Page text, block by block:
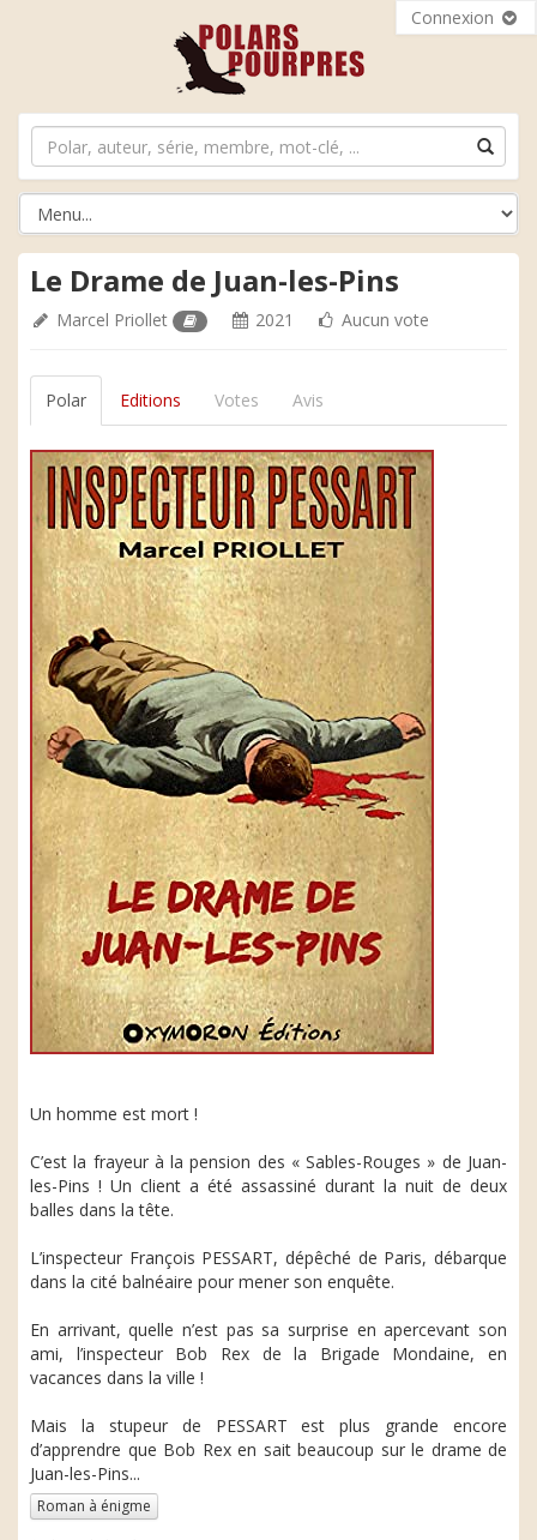
Connexion
Le Drame de Juan-les-Pins
Marcel Priollet 2021 Aucun vote
Polar Editions Votes Avis
Un homme est mort !
C’est la frayeur à la pension des « Sables-Rouges » de Juan-
les-Pins ! Un client a été assassiné durant la nuit de deux
balles dans la tête.
L’inspecteur François PESSART, dépêché de Paris, débarque
dans la cité balnéaire pour mener son enquête.
En arrivant, quelle n’est pas sa surprise en apercevant son
ami, l’inspecteur Bob Rex de la Brigade Mondaine, en
vacances dans la ville !
Mais la stupeur de PESSART est plus grande encore
d’apprendre que Bob Rex en sait beaucoup sur le drame de
Juan-les-Pins...
Roman à énigme